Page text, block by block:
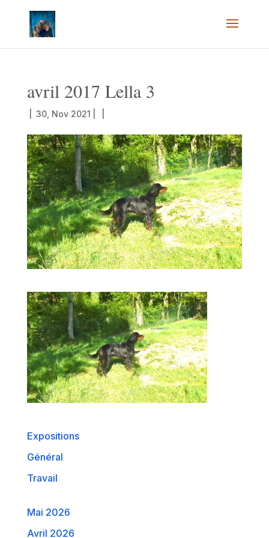
avril 2017 Lella 3
30, Nov 2021
Expositions
Général
Travail
Mai 2026
Avril 2026